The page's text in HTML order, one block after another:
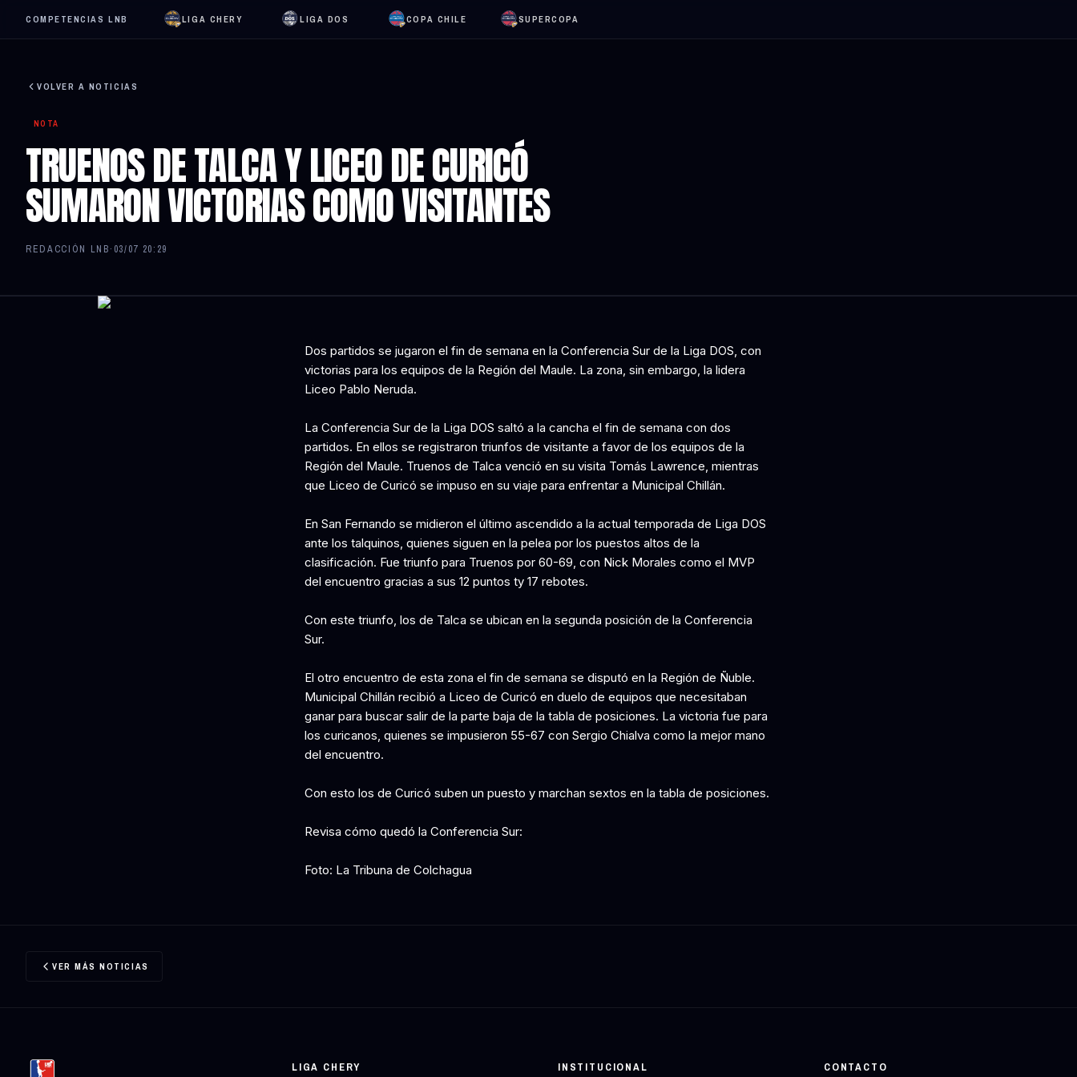
COMPETENCIAS LNB LIGA CHERY LIGA DOS COPA CHILE SUPERCOPA
VOLVER A NOTICIAS
NOTA
TRUENOS DE TALCA Y LICEO DE CURICÓ
SUMARON VICTORIAS COMO VISITANTES
REDACCIÓN LNB· 03/07 20:29
Dos partidos se jugaron el fin de semana en la Conferencia Sur de la Liga DOS, con
victorias para los equipos de la Región del Maule. La zona, sin embargo, la lidera
Liceo Pablo Neruda.
La Conferencia Sur de la Liga DOS saltó a la cancha el fin de semana con dos
partidos. En ellos se registraron triunfos de visitante a favor de los equipos de la
Región del Maule. Truenos de Talca venció en su visita Tomás Lawrence, mientras
que Liceo de Curicó se impuso en su viaje para enfrentar a Municipal Chillán.
En San Fernando se midieron el último ascendido a la actual temporada de Liga DOS
ante los talquinos, quienes siguen en la pelea por los puestos altos de la
clasificación. Fue triunfo para Truenos por 60-69, con Nick Morales como el MVP
del encuentro gracias a sus 12 puntos ty 17 rebotes.
Con este triunfo, los de Talca se ubican en la segunda posición de la Conferencia
Sur.
El otro encuentro de esta zona el fin de semana se disputó en la Región de Ñuble.
Municipal Chillán recibió a Liceo de Curicó en duelo de equipos que necesitaban
ganar para buscar salir de la parte baja de la tabla de posiciones. La victoria fue para
los curicanos, quienes se impusieron 55-67 con Sergio Chialva como la mejor mano
del encuentro.
Con esto los de Curicó suben un puesto y marchan sextos en la tabla de posiciones.
Revisa cómo quedó la Conferencia Sur:
Foto: La Tribuna de Colchagua
VER MÁS NOTICIAS
LIGA CHERY INSTITUCIONAL CONTACTO